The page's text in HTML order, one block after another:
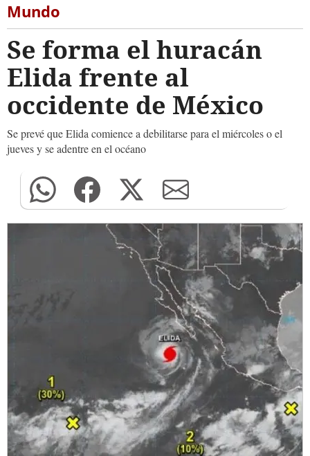
Mundo
Se forma el huracán
Elida frente al
occidente de México
Se prevé que Elida comience a debilitarse para el miércoles o el
jueves y se adentre en el océano